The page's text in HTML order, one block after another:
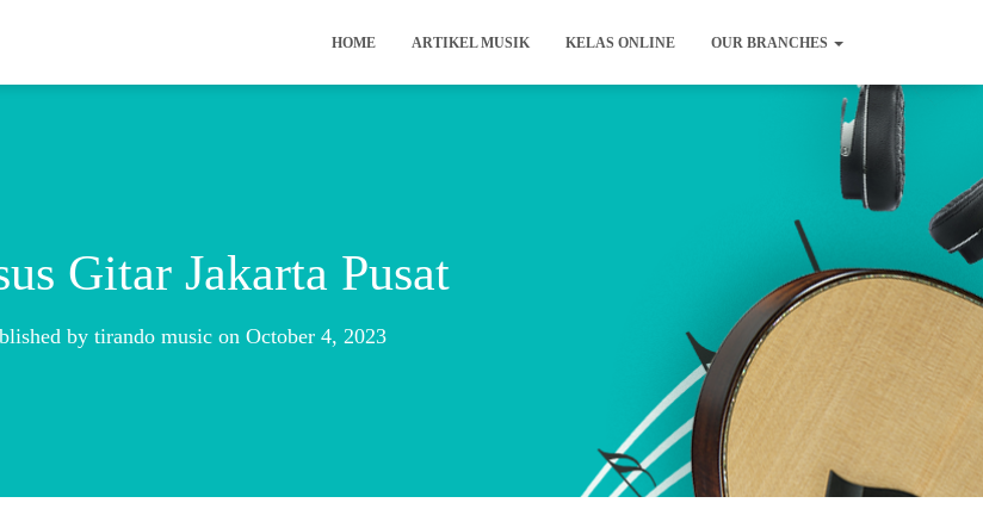
HOME ARTIKEL MUSIK KELAS ONLINE OUR BRANCHES
Gitar Jakarta Pusat
by tirando music on October 4, 2023